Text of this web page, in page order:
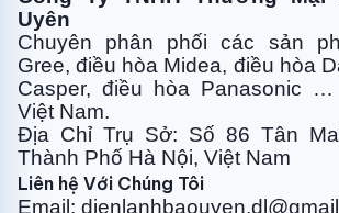
và giúp gia tăng tuổi thọ của sản phẩm
thế mà hầu hết các hãng điều hòa
nghệ này cho các sản phẩm cao cấp
Hiện tại với sản phẩm máy điều hòa
inverter thì chỉ Daikin FBFC100DVM
34PF2H5-8được trang bị công nghệ
nhất này.
Uyên
Chuyên phân phối các sản
Gree, điều hòa Midea, điều hòa
Casper, điều hòa Panasonic
Việt Nam.
Địa Chỉ Trụ Sở: Số 86 Tân
Thành Phố Hà Nội, Việt Nam
Liên hệ Với Chúng Tôi
Email: